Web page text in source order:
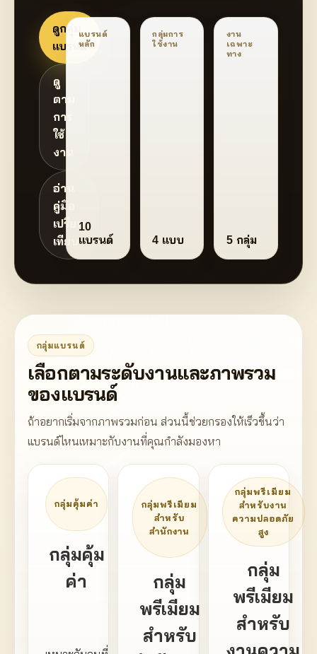
ดูกลุ่ม
แบรนด์
ดู
ตาม
การ
ใช้
งาน
อ่าน
คู่มือ
เปรียบ
เทียบ
แบรนด์
หลัก
10
แบรนด์
กลุ่มการ
ใช้งาน
4 แบบ
งาน
เฉพาะ
ทาง
5 กลุ่ม
กลุ่มแบรนด์
เลือกตามระดับงานและภาพรวม
ของแบรนด์
ถ้าอยากเริ่มจากภาพรวมก่อน ส่วนนี้ช่วยกรองให้เร็วขึ้นว่า
แบรนด์ไหนเหมาะกับงานที่คุณกำลังมองหา
กลุ่มคุ้มค่า
กลุ่มคุ้ม
ค่า
กลุ่มพรีเมียม
สำหรับ
สำนักงาน
กลุ่ม
พรีเมียม
สำหรับ
กลุ่มพรีเมียม
สำหรับงาน
ความปลอดภัย
สูง
กลุ่ม
พรีเมียม
สำหรับ